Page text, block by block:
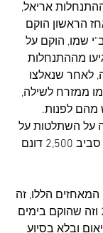
אריאל,
הראשון הוקם
שמו, הוקם על
מההתנחלות
, לאחר שנאלצו
ממזרח לשילה,
לפנות.
על השתלטות על
שטח אשר להערכתנו נע סביב 2,500 דונם
הללו, זה
של רפפורט משנת 2020 וזה שהוקם בימים
ובלא בסיוע